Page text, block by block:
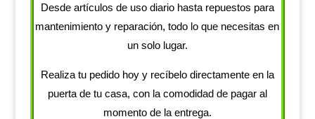
Desde artículos de uso diario hasta repuestos para
mantenimiento y reparación, todo lo que necesitas en
un solo lugar.
Realiza tu pedido hoy y recíbelo directamente en la
puerta de tu casa, con la comodidad de pagar al
momento de la entrega.